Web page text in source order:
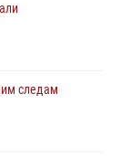
следам